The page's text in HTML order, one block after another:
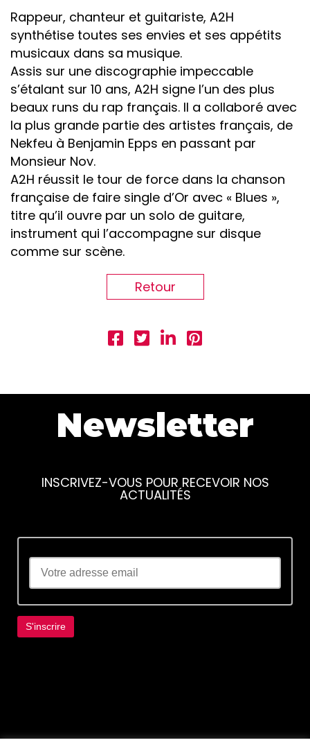
Rappeur, chanteur et guitariste, A2H
synthétise toutes ses envies et ses appétits
musicaux dans sa musique.
Assis sur une discographie impeccable
s’étalant sur 10 ans, A2H signe l’un des plus
beaux runs du rap français. Il a collaboré avec
la plus grande partie des artistes français, de
Nekfeu à Benjamin Epps en passant par
Monsieur Nov.
A2H réussit le tour de force dans la chanson
française de faire single d’Or avec « Blues »,
titre qu’il ouvre par un solo de guitare,
instrument qui l’accompagne sur disque
comme sur scène.
Retour
Newsletter
INSCRIVEZ-VOUS POUR RECEVOIR NOS
ACTUALITÉS